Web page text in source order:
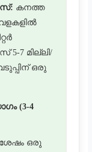
കനത്ത
7 മില്ലി/
ഒരു
(3-4
ശേഷം ഒരു